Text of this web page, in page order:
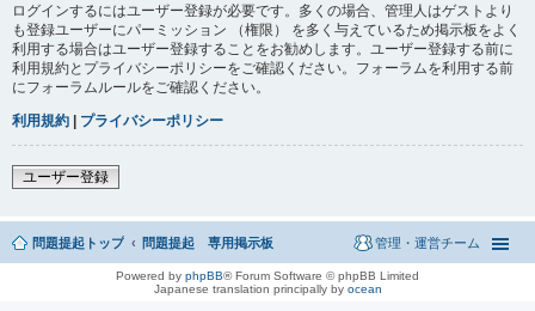
ログインするにはユーザー登録が必要です。多くの場合、管理人はゲストより
も登録ユーザーにパーミッション （権限） を多く与えているため掲示板をよく
利用する場合はユーザー登録することをお勧めします。ユーザー登録する前に
利用規約とプライバシーポリシーをご確認ください。フォーラムを利用する前
にフォーラムルールをご確認ください。
利用規約 | プライバシーポリシー
ユーザー登録
問題提起トップ 問題提起 専用掲示板 管理・運営チーム
Powered by phpBB® Forum Software © phpBB Limited
Japanese translation principally by ocean